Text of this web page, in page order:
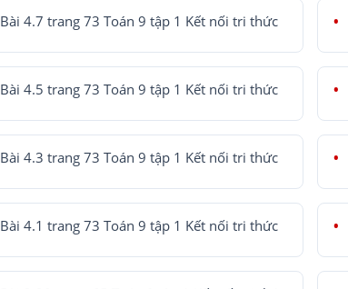
Bài 4.7 trang 73 Toán 9 tập 1 Kết nối tri thức
Bài 4.5 trang 73 Toán 9 tập 1 Kết nối tri thức
Bài 4.3 trang 73 Toán 9 tập 1 Kết nối tri thức
Bài 4.1 trang 73 Toán 9 tập 1 Kết nối tri thức